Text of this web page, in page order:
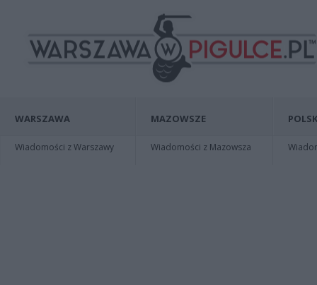
WARSZAWA
Wiadomości z Warszawy
MAZOWSZE
Wiadomości z Mazowsza